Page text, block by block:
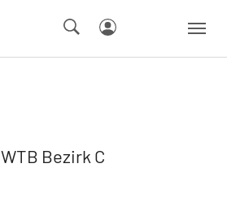
WTB Bezirk C